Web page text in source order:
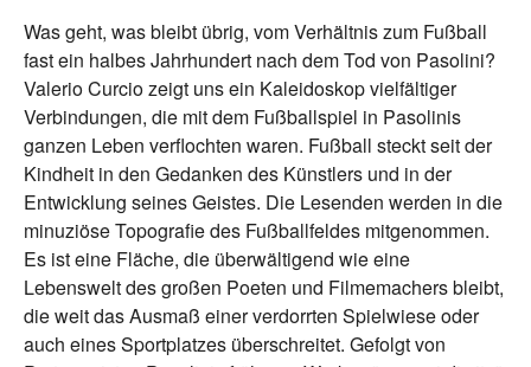
Was geht, was bleibt übrig, vom Verhältnis zum Fußball
fast ein halbes Jahrhundert nach dem Tod von Pasolini?
Valerio Curcio zeigt uns ein Kaleidoskop vielfältiger
Verbindungen, die mit dem Fußballspiel in Pasolinis
ganzen Leben verflochten waren. Fußball steckt seit der
Kindheit in den Gedanken des Künstlers und in der
Entwicklung seines Geistes. Die Lesenden werden in die
minuziöse Topografie des Fußballfeldes mitgenommen.
Es ist eine Fläche, die überwältigend wie eine
Lebenswelt des großen Poeten und Filmemachers bleibt,
die weit das Ausmaß einer verdorrten Spielwiese oder
auch eines Sportplatzes überschreitet. Gefolgt von